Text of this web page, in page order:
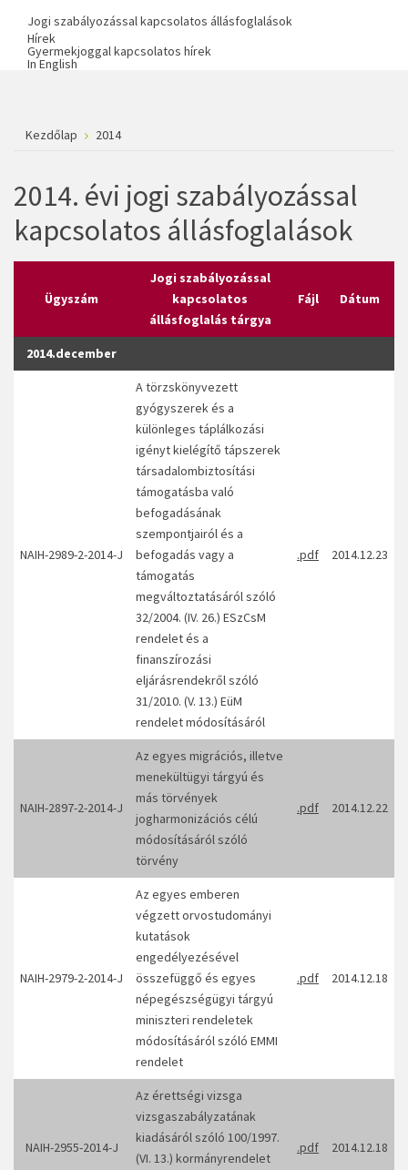
Jogi szabályozással kapcsolatos állásfoglalások
Hírek
Gyermekjoggal kapcsolatos hírek
In English
Kezdőlap 2014
2014. évi jogi szabályozással
kapcsolatos állásfoglalások
Ügyszám
Jogi szabályozással
kapcsolatos
állásfoglalás tárgya
Fájl Dátum
2014.december
NAIH-2989-2-2014-J
A törzskönyvezett
gyógyszerek és a
különleges táplálkozási
igényt kielégítő tápszerek
társadalombiztosítási
támogatásba való
befogadásának
szempontjairól és a
befogadás vagy a
támogatás
megváltoztatásáról szóló
32/2004. (IV. 26.) ESzCsM
rendelet és a
finanszírozási
eljárásrendekről szóló
31/2010. (V. 13.) EüM
rendelet módosításáról
.pdf 2014.12.23
NAIH-2897-2-2014-J
Az egyes migrációs, illetve
menekültügyi tárgyú és
más törvények
jogharmonizációs célú
módosításáról szóló
törvény
.pdf 2014.12.22
NAIH-2979-2-2014-J
Az egyes emberen
végzett orvostudományi
kutatások
engedélyezésével
összefüggő és egyes
népegészségügyi tárgyú
miniszteri rendeletek
módosításáról szóló EMMI
rendelet
.pdf 2014.12.18
NAIH-2955-2014-J
Az érettségi vizsga
vizsgaszabályzatának
kiadásáról szóló 100/1997.
(VI. 13.) kormányrendelet
.pdf 2014.12.18